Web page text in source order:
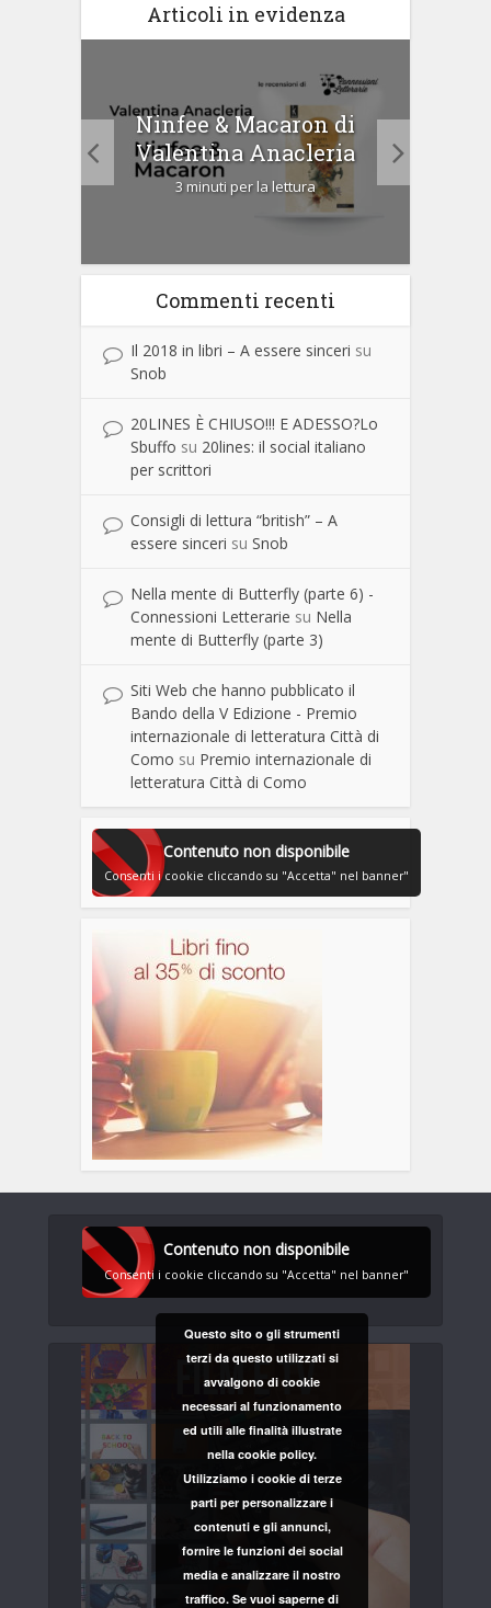
Articoli in evidenza
Ninfee & Macaron di
Valentina Anacleria
3 minuti per la lettura
Commenti recenti
Il 2018 in libri – A essere sinceri su
Snob
20LINES È CHIUSO!!! E ADESSO?Lo
Sbuffo su 20lines: il social italiano
per scrittori
Consigli di lettura “british” – A
essere sinceri su Snob
Nella mente di Butterfly (parte 6) -
Connessioni Letterarie su Nella
mente di Butterfly (parte 3)
Siti Web che hanno pubblicato il
Bando della V Edizione - Premio
internazionale di letteratura Città di
Como su Premio internazionale di
letteratura Città di Como
Contenuto non disponibile
Consenti i cookie cliccando su "Accetta" nel banner"
Contenuto non disponibile
Consenti i cookie cliccando su "Accetta" nel banner"
Questo sito o gli strumenti
terzi da questo utilizzati si
avvalgono di cookie
necessari al funzionamento
ed utili alle finalità illustrate
nella cookie policy.
Utilizziamo i cookie di terze
parti per personalizzare i
contenuti e gli annunci,
fornire le funzioni dei social
media e analizzare il nostro
traffico. Se vuoi saperne di